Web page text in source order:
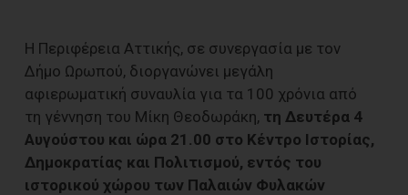
Η Περιφέρεια Αττικής, σε συνεργασία με τον
Δήμο Ωρωπού, διοργανώνει μεγάλη
αφιερωματική συναυλία για τα 100 χρόνια από
τη γέννηση του Μίκη Θεοδωράκη, τη Δευτέρα 4
Αυγούστου και ώρα 21.00 στο Κέντρο Ιστορίας,
Δημοκρατίας και Πολιτισμού, εντός του
ιστορικού χώρου των Παλαιών Φυλακών